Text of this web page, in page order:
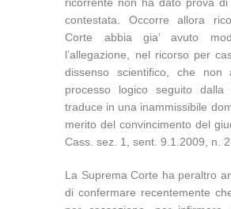
contestata. Occorre allora
Corte abbia gia’ avuto
l’allegazione, nel ricorso per
dissenso scientifico, che
processo logico seguito
traduce in una inammissibile
merito del convincimento del
Cass. sez. 1, sent. 9.1.2009, n.
La Suprema Corte ha peraltro
di confermare recentemente